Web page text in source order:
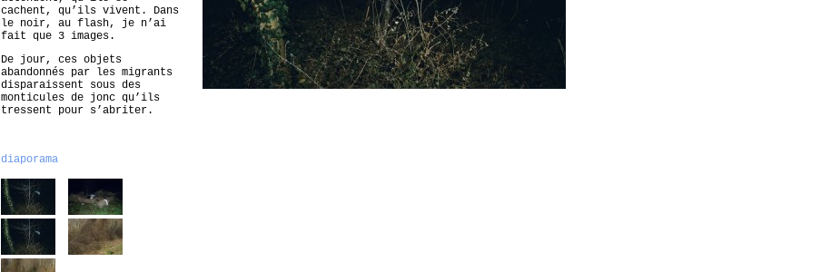
cachent, qu’ils vivent. Dans
le noir, au flash, je n’ai
fait que 3 images.
De jour, ces objets
abandonnés par les migrants
disparaissent sous des
monticules de jonc qu’ils
tressent pour s’abriter.
diaporama